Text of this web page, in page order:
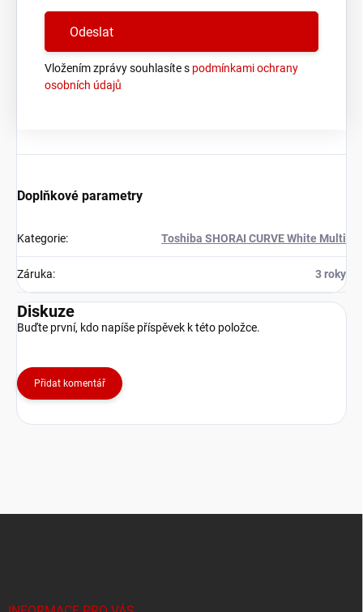
Vložením zprávy souhlasíte s podmínkami ochrany
osobních údajů
Doplňkové parametry
Kategorie: Toshiba SHORAI CURVE White Multi
Záruka: 3 roky
Diskuze
Buďte první, kdo napíše příspěvek k této položce.
Přidat komentář